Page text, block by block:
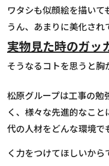
ワタシも似顔絵を描いて
うん、あまりに美化され
実物見た時のガッ
そうなるコトを思うと胸
松原グループは工事の勉
く、様々な先進的なこ
代の人材をどんな環境で
く力をつけてほしいから